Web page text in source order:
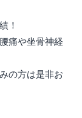
！
痛や坐骨神経
の方は是非お